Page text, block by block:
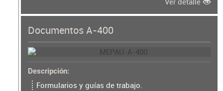
Ver detalle
Documentos A-400
Descripción
Formularios y guías de trabajo.